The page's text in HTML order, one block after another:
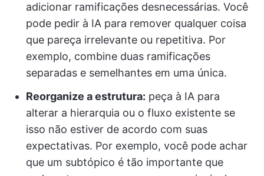
adicionar ramificações desnecessárias. Você
pode pedir à IA para remover qualquer coisa
que pareça irrelevante ou repetitiva. Por
exemplo, combine duas ramificações
separadas e semelhantes em uma única.
Reorganize a estrutura: peça à IA para
alterar a hierarquia ou o fluxo existente se
isso não estiver de acordo com suas
expectativas. Por exemplo, você pode achar
que um subtópico é tão importante que